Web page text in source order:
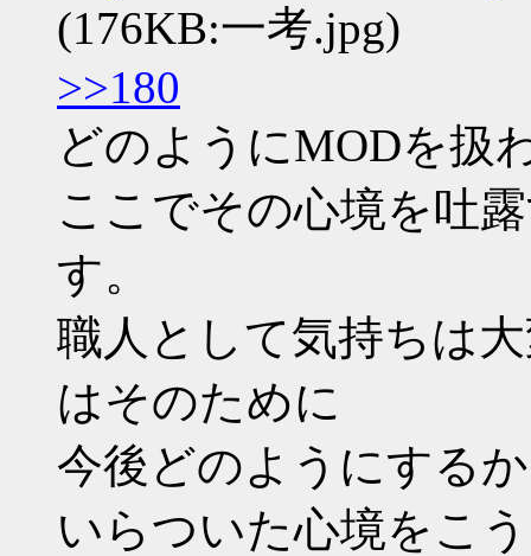
(176KB:一考.jpg)
>>180
どのようにMODを扱
ここでその心境を吐
す。
職人として気持ちは
はそのために
今後どのようにする
いらついた心境をこ